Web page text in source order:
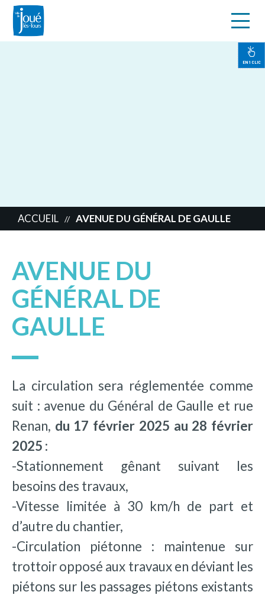
EN 1 CLIC
ACCUEIL // AVENUE DU GÉNÉRAL DE GAULLE
AVENUE DU
GÉNÉRAL DE
GAULLE
La circulation sera réglementée comme
suit : avenue du Général de Gaulle et rue
Renan, du 17 février 2025 au 28 février
2025 :
-Stationnement gênant suivant les
besoins des travaux,
-Vitesse limitée à 30 km/h de part et
d’autre du chantier,
-Circulation piétonne : maintenue sur
trottoir opposé aux travaux en déviant les
piétons sur les passages piétons existants